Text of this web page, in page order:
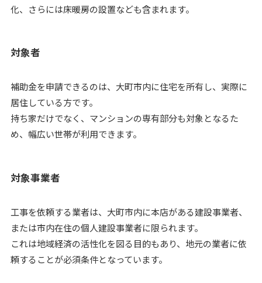
化、さらには床暖房の設置なども含まれます。
対象者
補助金を申請できるのは、大町市内に住宅を所有し、実際に
居住している方です。
持ち家だけでなく、マンションの専有部分も対象となるた
め、幅広い世帯が利用できます。
対象事業者
工事を依頼する業者は、大町市内に本店がある建設事業者、
または市内在住の個人建設事業者に限られます。
これは地域経済の活性化を図る目的もあり、地元の業者に依
頼することが必須条件となっています。